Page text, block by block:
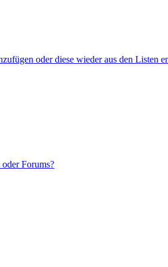
oder diese wieder aus den Listen
Forums?